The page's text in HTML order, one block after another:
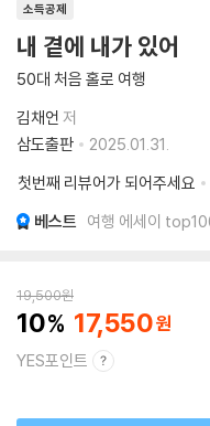
소득공제
내 곁에 내가 있어
50대 처음 홀로 여행
김채언 저
삼도출판
2025.01.31.
첫번째 리뷰어가 되어주세요
베스트 여행 에세이
19,500원
10 17,550
YES포인트